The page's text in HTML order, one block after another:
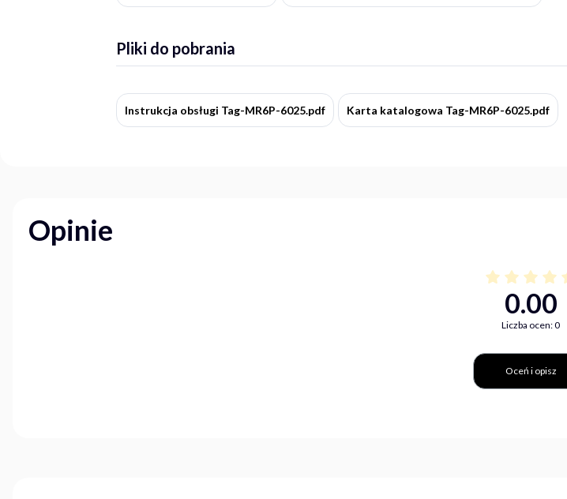
Pliki do pobrania
Instrukcja obsługi Tag-MR6P-6025.pdf Karta katalogowa Tag-MR6P-6025.pdf
Opinie
0.00
Liczba ocen: 0
Oceń i opisz